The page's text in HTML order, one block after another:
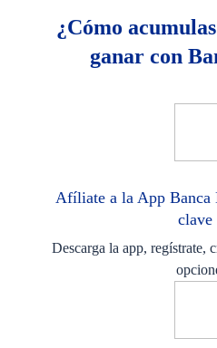
¿Cómo
ganar con
Afíliate a la App
clave
Descarga la app, regístrate,